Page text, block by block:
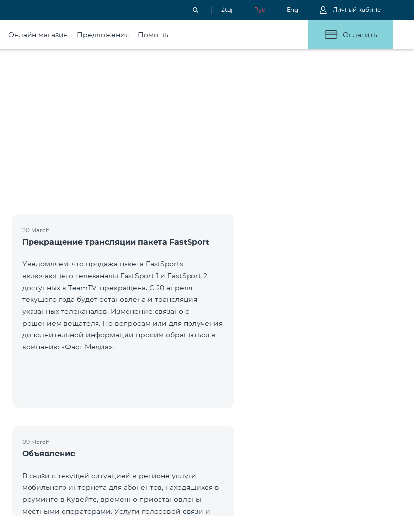
Հայ Рус Eng Личный кабинет
Онлайн магазин Предложения Помощь Оплатить
20 March
Прекращение трансляции пакета FastSport
Уведомляем, что продажа пакета FastSports,
включающего телеканалы FastSport 1 и FastSport 2,
доступных в TeamTV, прекращена. С 20 апреля
текущего года будет остановлена и трансляция
указанных телеканалов. Изменение связано с
решением вещателя. По вопросам или для получения
дополнительной информации просим обращаться в
компанию «Фаст Медиа».
09 March
Объявление
В связи с текущей ситуацией в регионе услуги
мобильного интернета для абонентов, находящихся в
роуминге в Кувейте, временно приостановлены
местными операторами. Услуги голосовой связи и